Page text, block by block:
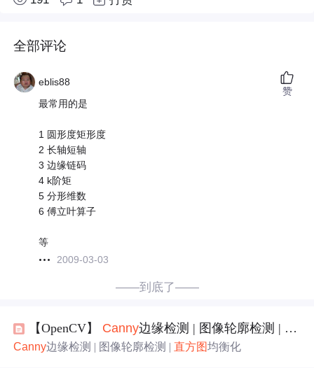
全部评论
eblis88
最常用的是
1 圆形度矩形度
2 长轴短轴
3 边缘链码
4 k阶矩
5 分形维数
6 傅立叶算子
等
2009-03-03
赞
——到底了——
【OpenCV】 Canny边缘检测 | 图像轮廓检测 | 直方
Canny边缘检测 | 图像轮廓检测 |直方图均衡化